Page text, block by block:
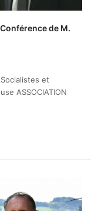
de M.
et
ASSOCIATION